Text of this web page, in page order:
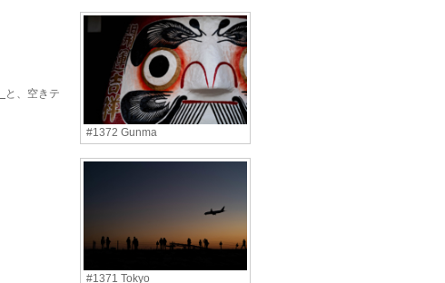
と、空きテ
#1372 Gunma
#1371 Tokyo